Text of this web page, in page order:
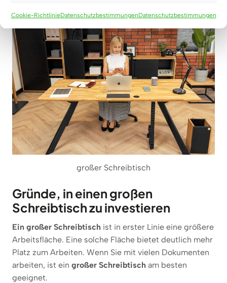
Cookie-RichtlinieDatenschutzbestimmungenDatenschutzbestimmungen
großer Schreibtisch
Gründe, in einen großen
Schreibtisch zu investieren
Ein großer Schreibtisch ist in erster Linie eine größere
Arbeitsfläche. Eine solche Fläche bietet deutlich mehr
Platz zum Arbeiten. Wenn Sie mit vielen Dokumenten
arbeiten, ist ein großer Schreibtisch am besten
geeignet.